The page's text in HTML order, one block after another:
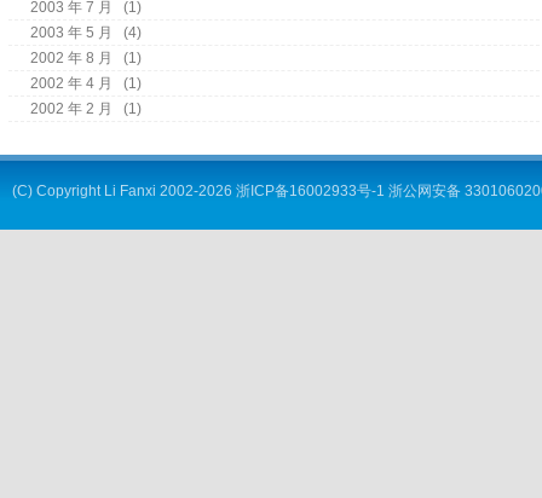
2003 年 7 月
(1)
2003 年 5 月
(4)
2002 年 8 月
(1)
2002 年 4 月
(1)
2002 年 2 月
(1)
(C) Copyright Li Fanxi 2002-2026 浙ICP备16002933号-1 浙公网安备